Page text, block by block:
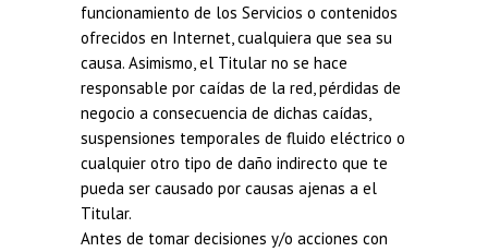
funcionamiento de los Servicios o contenidos
ofrecidos en Internet, cualquiera que sea su
causa. Asimismo, el Titular no se hace
responsable por caídas de la red, pérdidas de
negocio a consecuencia de dichas caídas,
suspensiones temporales de fluido eléctrico o
cualquier otro tipo de daño indirecto que te
pueda ser causado por causas ajenas a el
Titular.
Antes de tomar decisiones y/o acciones con